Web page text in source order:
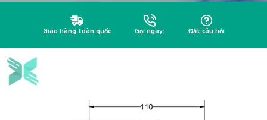
Giao hàng toàn quốc Gọi ngay: Đặt câu hỏi